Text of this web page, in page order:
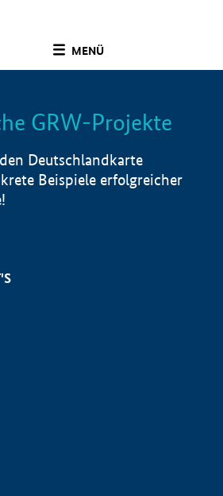
MENÜ
Info
GRW-Projekte
Deutschlandkarte
Beispiele erfolgreicher